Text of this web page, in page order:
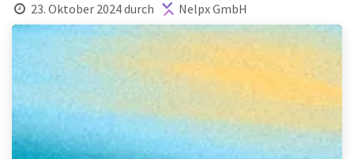
23. Oktober 2024durch Nelpx GmbH